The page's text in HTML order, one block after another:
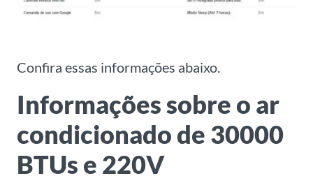
Confira essas informações abaixo.
Informações sobre o ar
condicionado de 30000
BTUs e 220V